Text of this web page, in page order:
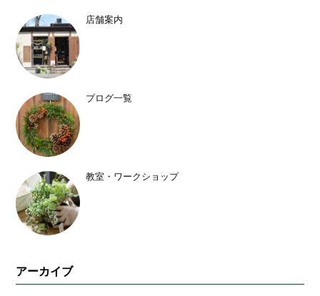
店舗案内
ブログ一覧
教室・ワークショップ
アーカイブ